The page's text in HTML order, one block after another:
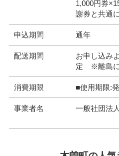
1,000円券
謝券と共通
申込期間 通年
配送期間
お申し込み
定 ※離島に
消費期限 ■使用期限:
事業者名 一般社団法